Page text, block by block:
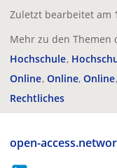
Zuletzt bearbeitet am
Mehr zu den Themen
Hochschule
Online Online Online
Rechtliches
open-